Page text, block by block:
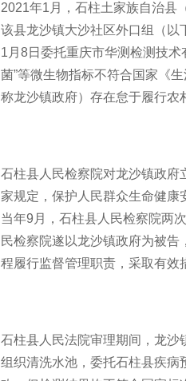
2021年1月，石柱土家族自治县
该县龙沙镇大沙社区外口组（以
1月8日委托重庆市华测检测技
菌”等微生物指标不符合国家《
称龙沙镇政府）存在怠于履行农
石柱县人民检察院对龙沙镇政府
家规定，保护人民群众生命健
当年9月，石柱县人民检察院两
民检察院遂以龙沙镇政府为被
程履行监督管理职责，采取有效
石柱县人民法院审理期间，龙沙
组织清洗水池，委托石柱县疾病